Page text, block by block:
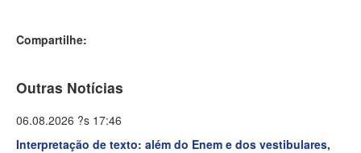
Compartilhe:
Outras Notícias
06.08.2026 ?s 17:46
Interpretação de texto: além do Enem e dos vestibulares,